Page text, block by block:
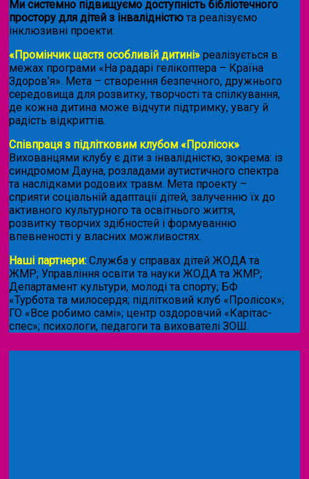
Ми системно підвищуємо доступність бібліотечного
простору для дітей з інвалідністю та реалізуємо
інклюзивні проекти:
«Промінчик щастя особливій дитині» реалізується в
межах програми «На радарі гелікоптера – Країна
Здоров’я». Мета – створення безпечного, дружнього
середовища для розвитку, творчості та спілкування,
де кожна дитина може відчути підтримку, увагу й
радість відкриттів.
Співпраця з підлітковим клубом «Пролісок».
Вихованцями клубу є діти з інвалідністю, зокрема: із
синдромом Дауна, розладами аутистичного спектра
та наслідками родових травм. Мета проекту –
сприяти соціальній адаптації дітей, залученню їх до
активного культурного та освітнього життя,
розвитку творчих здібностей і формуванню
впевненості у власних можливостях.
Наші партнери: Служба у справах дітей ЖОДА та
ЖМР; Управління освіти та науки ЖОДА та ЖМР;
Департамент культури, молоді та спорту; БФ
«Турбота та милосердя; підлітковий клуб «Пролісок»;
ГО «Все робимо самі»; центр оздоровчий «Карітас-
спес»; психологи, педагоги та вихователі ЗОШ.